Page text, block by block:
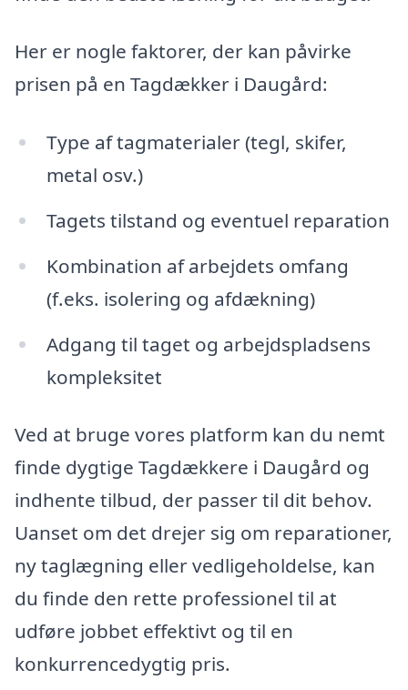
Her er nogle faktorer, der kan påvirke
prisen på en Tagdækker i Daugård:
Type af tagmaterialer (tegl, skifer,
metal osv.)
Tagets tilstand og eventuel reparation
Kombination af arbejdets omfang
(f.eks. isolering og afdækning)
Adgang til taget og arbejdspladsens
kompleksitet
Ved at bruge vores platform kan du nemt
finde dygtige Tagdækkere i Daugård og
indhente tilbud, der passer til dit behov.
Uanset om det drejer sig om reparationer,
ny taglægning eller vedligeholdelse, kan
du finde den rette professionel til at
udføre jobbet effektivt og til en
konkurrencedygtig pris.